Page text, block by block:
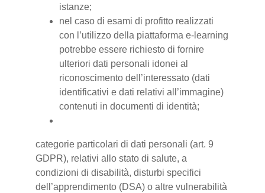
istanze;
nel caso di esami di profitto realizzati
con l’utilizzo della piattaforma e-learning
potrebbe essere richiesto di fornire
ulteriori dati personali idonei al
riconoscimento dell’interessato (dati
identificativi e dati relativi all’immagine)
contenuti in documenti di identità;
categorie particolari di dati personali (art. 9
GDPR), relativi allo stato di salute, a
condizioni di disabilità, disturbi specifici
dell’apprendimento (DSA) o altre vulnerabilità